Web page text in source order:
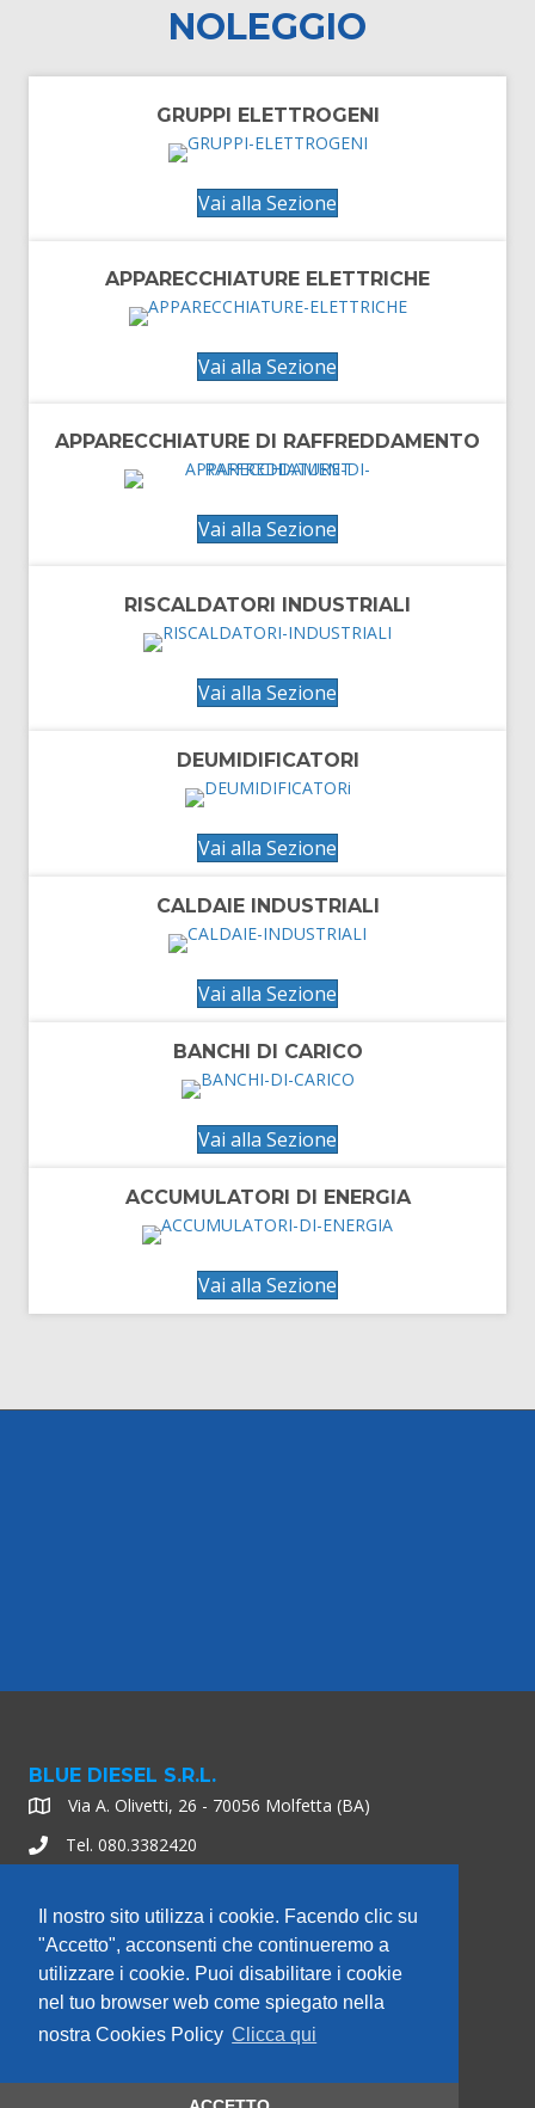
Il nostro sito utilizza i cookie. Facendo clic su
"Accetto", acconsenti che continueremo a
utilizzare i cookie. Puoi disabilitare i cookie
nel tuo browser web come spiegato nella
nostra Cookies Policy Clicca qui
NOLEGGIO
GRUPPI ELETTROGENI
Vai alla Sezione
APPARECCHIATURE ELETTRICHE
Vai alla Sezione
APPARECCHIATURE DI RAFFREDDAMENTO
Vai alla Sezione
RISCALDATORI INDUSTRIALI
Vai alla Sezione
DEUMIDIFICATORI
Vai alla Sezione
CALDAIE INDUSTRIALI
Vai alla Sezione
BANCHI DI CARICO
Vai alla Sezione
ACCUMULATORI DI ENERGIA
Vai alla Sezione
BLUE DIESEL S.R.L.
Via A. Olivetti, 26 - 70056 Molfetta (BA)
Tel. 080.3382420
info@bluediesel.it
Orari: Lunedì - Venerdì 08:00 - 17:00
INFORMAZIONI